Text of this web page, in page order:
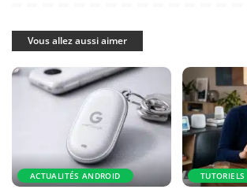
Vous allez aussi aimer
ACTUALITÉS ANDROID TUTORIELS